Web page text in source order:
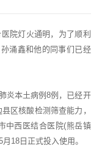
院灯火通明，为了顺利
涌鑫和他的同事们已经
炎本土病例8例，已经开
区核酸检测筛查能力，
中西医结合医院(熊岳镇
18日正式投入使用。